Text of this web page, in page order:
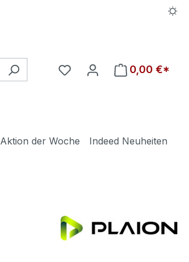
Du hast 0 Produkte auf
0,00 €*
Aktion der Woche
Indeed Neuheiten